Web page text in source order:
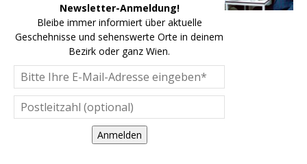
Newsletter-Anmeldung!
Bleibe immer informiert über aktuelle
Geschehnisse und sehenswerte Orte in deinem
Bezirk oder ganz Wien.
Anmelden